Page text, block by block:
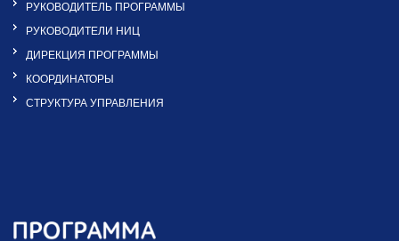
РУКОВОДИТЕЛЬ ПРОГРАММЫ
РУКОВОДИТЕЛИ НИЦ
ДИРЕКЦИЯ ПРОГРАММЫ
КООРДИНАТОРЫ
СТРУКТУРА УПРАВЛЕНИЯ